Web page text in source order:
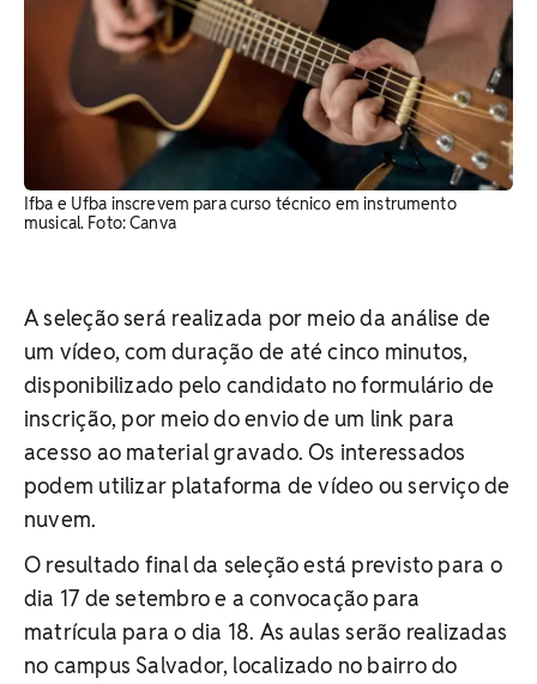
Ifba e Ufba inscrevem para curso técnico em instrumento
musical. Foto: Canva
A seleção será realizada por meio da análise de
um vídeo, com duração de até cinco minutos,
disponibilizado pelo candidato no formulário de
inscrição, por meio do envio de um link para
acesso ao material gravado. Os interessados
podem utilizar plataforma de vídeo ou serviço de
nuvem.
O resultado final da seleção está previsto para o
dia 17 de setembro e a convocação para
matrícula para o dia 18. As aulas serão realizadas
no campus Salvador, localizado no bairro do